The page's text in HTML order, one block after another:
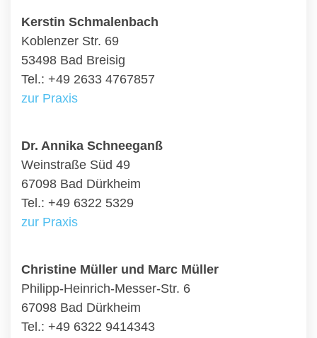
Kerstin Schmalenbach
Koblenzer Str. 69
53498 Bad Breisig
Tel.: +49 2633 4767857
zur Praxis
Dr. Annika Schneeganß
Weinstraße Süd 49
67098 Bad Dürkheim
Tel.: +49 6322 5329
zur Praxis
Christine Müller und Marc Müller
Philipp-Heinrich-Messer-Str. 6
67098 Bad Dürkheim
Tel.: +49 6322 9414343